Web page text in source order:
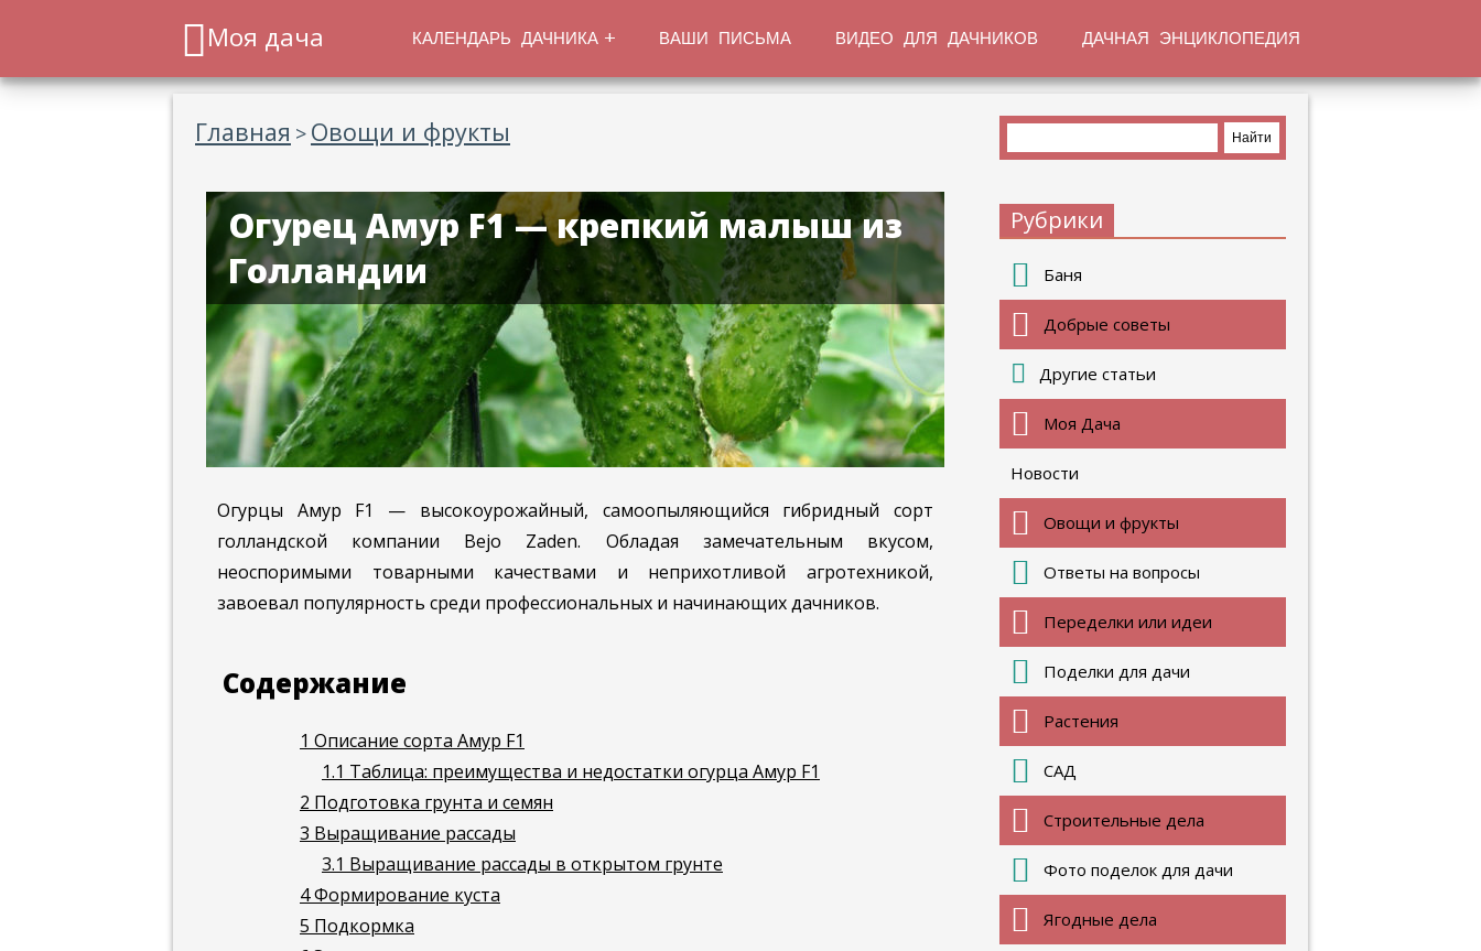
Моя дача КАЛЕНДАРЬ ДАЧНИКА ВАШИ ПИСЬМА ВИДЕО ДЛЯ ДАЧНИКОВ ДАЧНАЯ ЭНЦИКЛОПЕДИЯ
Главная > Овощи и фрукты
Огурец Амур F1 — крепкий малыш из
Голландии
Огурцы Амур F1 — высокоурожайный, самоопыляющийся гибридный сорт
голландской компании Bejo Zaden. Обладая замечательным вкусом,
неоспоримыми товарными качествами и неприхотливой агротехникой,
завоевал популярность среди профессиональных и начинающих дачников.
Содержание
1 Описание сорта Амур F1
1.1 Таблица: преимущества и недостатки огурца Амур F1
2 Подготовка грунта и семян
3 Выращивание рассады
3.1 Выращивание рассады в открытом грунте
4Формирование куста
5 Подкормка
Рубрики
Баня
Добрые советы
Другие статьи
Моя Дача
Новости
Овощи и фрукты
Ответы на вопросы
Переделки или идеи
Поделки для дачи
Растения
САД
Строительные дела
Фото поделок для дачи
Ягодные дела